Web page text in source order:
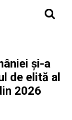
și-a
de elită al
2026